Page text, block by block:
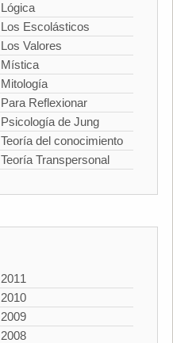
Lógica
Los Escolásticos
Los Valores
Mística
Mitología
Para Reflexionar
Psicología de Jung
Teoría del conocimiento
Teoría Transpersonal
2011
2010
2009
2008